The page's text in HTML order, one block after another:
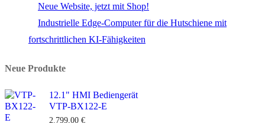
Neue Website, jetzt mit Shop!
Industrielle Edge-Computer für die Hutschiene mit
fortschrittlichen KI-Fähigkeiten
Neue Produkte
12.1" HMI Bediengerät
VTP-BX122-E
2.799,00 €